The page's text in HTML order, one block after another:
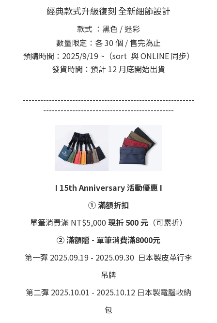
經典款式升級復刻 全新細節設計
款式 ：黑色 / 迷彩
數量限定：各 30 個 / 售完為止
預購時間：2025/9/19 ~（sort 與 ONLINE 同步）
發貨時間：預計 12 月底開始出貨
-----------------------------------------------------------
---------------------------------------------
I 15th Anniversary 活動優惠 I
① 滿額折扣
單筆消費滿 NT$5,000 現折 500 元 （可累折）
② 滿額贈 - 單筆消費滿8000元
第一彈 2025.09.19 - 2025.09.30 日本製皮革行李
吊牌
第二彈 2025.10.01 - 2025.10.12 日本製電腦收納
包